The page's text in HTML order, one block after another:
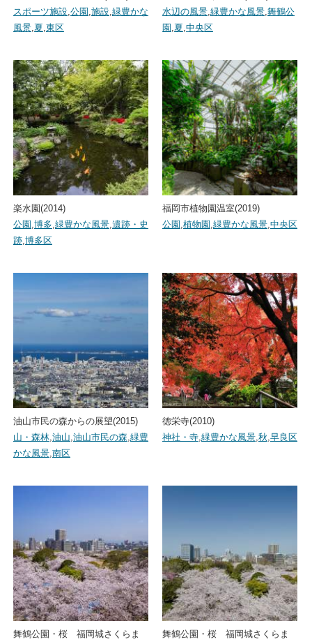
スポーツ施設,公園 ,施設,緑豊かな
風景,夏,東区
水辺の風景,緑豊かな風景,舞鶴公
園 ,夏,中央区
楽水園(2014)
公園 ,博多,緑豊かな風景,遺跡・史
跡,博多区
福岡市植物園温室(2019)
公園 ,植物園 ,緑豊かな風景,中央区
油山市民の森からの展望(2015)
山・森林,油山,油山市民の森,緑豊
かな風景,南区
徳栄寺(2010)
神社・寺,緑豊かな風景,秋,早良区
舞鶴公園・桜 福岡城さくらま
舞鶴公園・桜 福岡城さくらま